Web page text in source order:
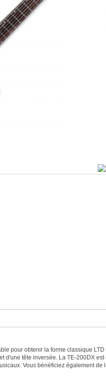
pour obtenir la forme classique
d'une tête inversée. La TE-200DX
Vous bénéficiez également